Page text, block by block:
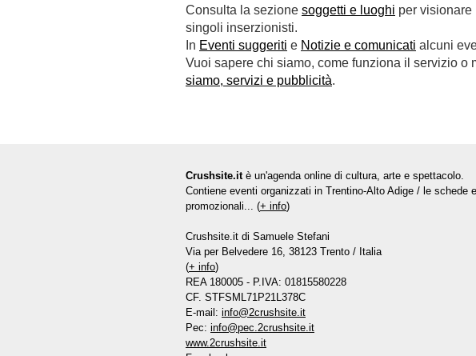
Consulta la sezione soggetti e luoghi per visionare
singoli inserzionisti.
In Eventi suggeriti e Notizie e comunicati alcuni
Vuoi sapere chi siamo, come funziona il servizio o
siamo, servizi e pubblicità.
Crushsite.it è un'agenda online di cultura, arte e spettacolo.
Contiene eventi organizzati in Trentino-Alto Adige / le schede
promozionali... (+ info)
Crushsite.it di Samuele Stefani
Via per Belvedere 16, 38123 Trento / Italia
(+ info)
REA 180005 - P.IVA: 01815580228
CF. STFSML71P21L378C
E-mail: info@2crushsite.it
Pec: info@pec.2crushsite.it
www.2crushsite.it